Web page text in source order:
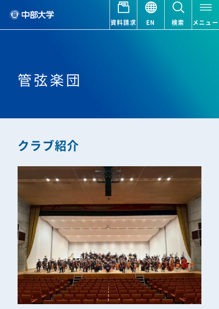
資料請求 EN 検索 メニュー
管弦楽団
クラブ紹介